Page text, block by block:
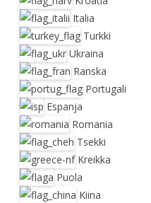
Italia
Turkki
Ukraina
Ranska
Portugali
Espanja
Romania
Tsekki
Kreikka
Puola
Kiina